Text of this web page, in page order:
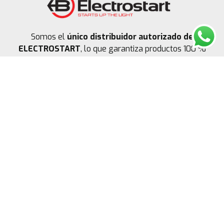
Somos el único distribuidor autorizado de
ELECTROSTART, lo que garantiza productos 100 %